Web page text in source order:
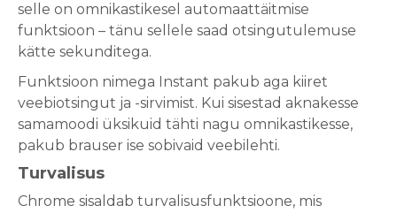
selle on omnikastikesel automaattäitmise
funktsioon – tänu sellele saad otsingutulemuse
kätte sekunditega.
Funktsioon nimega Instant pakub aga kiiret
veebiotsingut ja -sirvimist. Kui sisestad aknakesse
samamoodi üksikuid tähti nagu omnikastikesse,
pakub brauser ise sobivaid veebilehti.
Turvalisus
Chrome sisaldab turvalisusfunktsioone, mis